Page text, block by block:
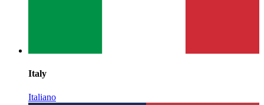
Italy
Italiano